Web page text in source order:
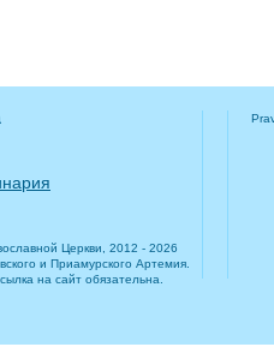
Церкви, 2012 - 2026
и Приамурского Артемия.
на сайт обязательна.